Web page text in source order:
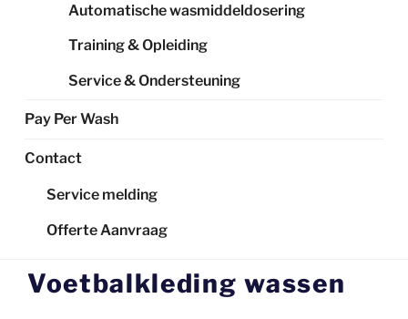
Automatische wasmiddeldosering
Training & Opleiding
Service & Ondersteuning
Pay Per Wash
Contact
Service melding
Offerte Aanvraag
Voetbalkleding wassen